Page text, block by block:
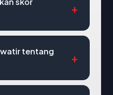
tentang